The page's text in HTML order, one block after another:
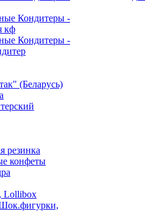
Кондитеры -
кф
Кондитеры -
(Беларусь)
резинка
конфеты
Lollibox